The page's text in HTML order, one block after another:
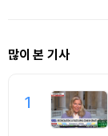
많이 본 기사
1